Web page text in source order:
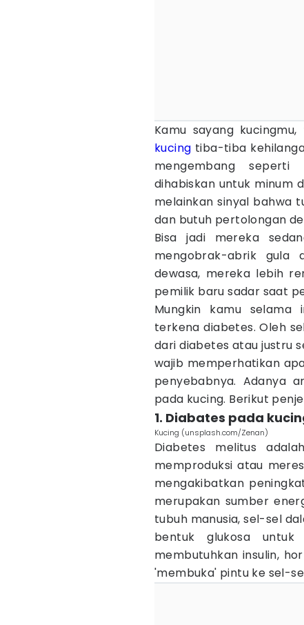
Kamu sayang
kucing tiba-tiba
mengembang seperti
dihabiskan untuk minum
melainkan sinyal bahwa
dan butuh pertolongan
Bisa jadi mereka
mengobrak-abrik gula
dewasa, mereka lebih
pemilik baru sadar saat
Mungkin kamu selama
terkena diabetes. Oleh
dari diabetes atau justru
wajib memperhatikan
penyebabnya. Adanya
pada kucing. Berikut
1. Diabates pada
Kucing (unsplash.com/Zenan)
Diabetes melitus
memproduksi atau
mengakibatkan
merupakan sumber
tubuh manusia, sel-sel
bentuk glukosa untuk
membutuhkan insulin,
'membuka' pintu ke sel-